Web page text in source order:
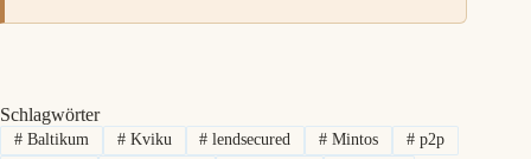
Schlagwörter
#Baltikum #Kviku # lendsecured # Mintos # p2p